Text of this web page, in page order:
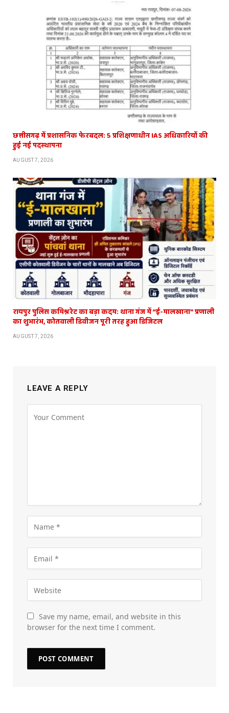
छत्तीसगढ़ में प्रशासनिक फेरबदल: 5 प्रशिक्षणाधीन IAS अधिकारियों की
हुई नई पदस्थापना
AUGUST 7, 2026
रायपुर पुलिस कमिश्नरेट का बड़ा कदम: थाना गंज में “ई-मालखाना” प्रणाली
का शुभारंभ, कोतवाली डिवीजन पूरी तरह हुआ डिजिटल
AUGUST 7, 2026
LEAVE A REPLY
Save my name, email, and website in this
browser for the next time I comment.